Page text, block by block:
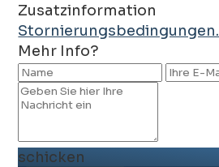
Zusatzinformation
Stornierungsbedingungen.
Mehr Info?
schicken